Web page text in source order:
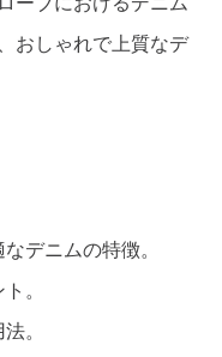
おしゃれで上質なデ
デニムの特徴。
。
。